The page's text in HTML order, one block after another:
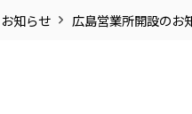
お知らせ 広島営業所開設のお